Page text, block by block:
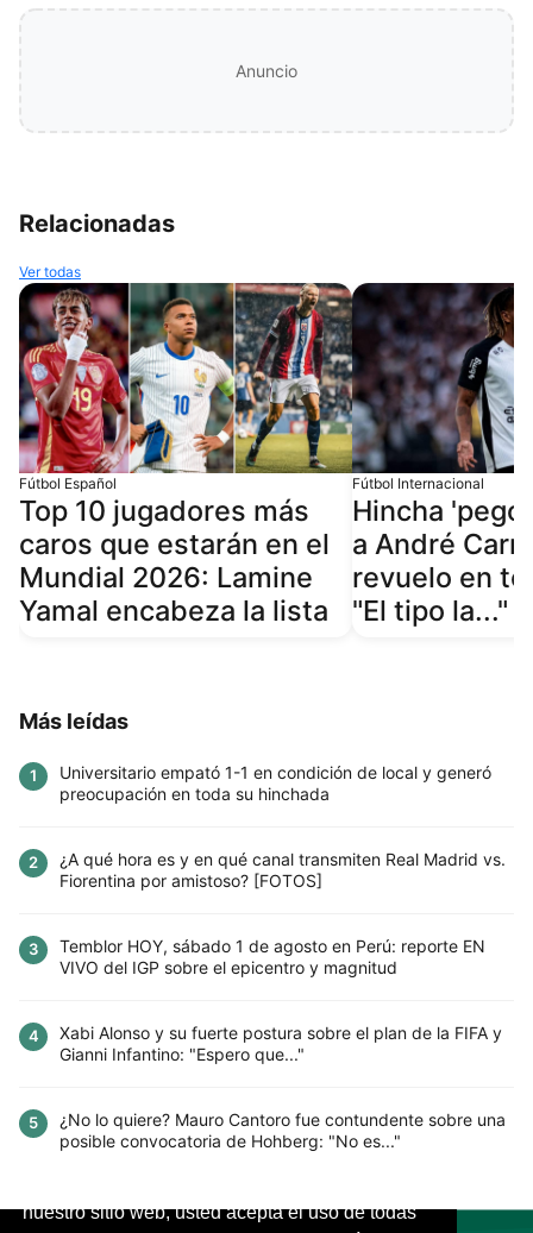
Este sitio utiliza cookies para mejorar la
nuestro sitio web, usted acepta el uso de todas
Anuncio
Relacionadas
Ver todas
Fútbol Español
Top 10 jugadores más
caros que estarán en el
Mundial 2026: Lamine
Yamal encabeza la lista
Fútbol Internacional
Hincha
a André
revuelo en
"El tipo la..."
Más leídas
1
Universitario empató 1-1 en condición de local y generó
preocupación en toda su hinchada
2
¿A qué hora es y en qué canal transmiten Real Madrid vs.
Fiorentina por amistoso? [FOTOS]
3
Temblor HOY, sábado 1 de agosto en Perú: reporte EN
VIVO del IGP sobre el epicentro y magnitud
4
Xabi Alonso y su fuerte postura sobre el plan de la FIFA y
Gianni Infantino: "Espero que..."
5
¿No lo quiere? Mauro Cantoro fue contundente sobre una
posible convocatoria de Hohberg: "No es..."